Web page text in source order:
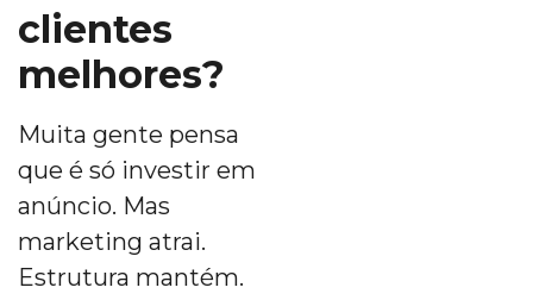
clientes
melhores?
Muita gente pensa
que é só investir em
anúncio. Mas
marketing atrai.
Estrutura mantém.